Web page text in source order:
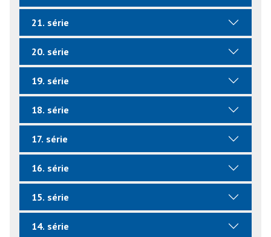
21. série
20. série
19. série
18. série
17. série
16. série
15. série
14. série